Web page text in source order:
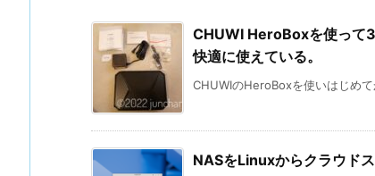
CHUWI HeroBoxを使って
快適に使えている。
CHUWIのHeroBoxを使いはじめ
NASをLinuxからクラウド